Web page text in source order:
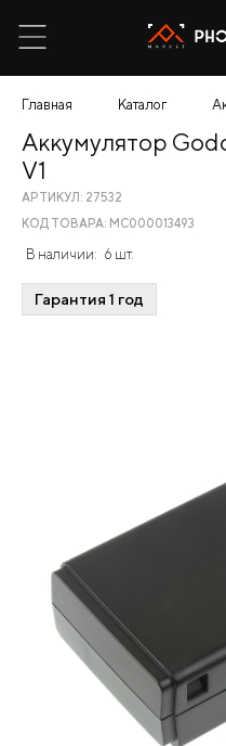
Главная Каталог
Аккумулятор
V1
АРТИКУЛ: 27532
КОД ТОВАРА: МС000013493
В наличии: 6 шт.
Гарантия 1 год